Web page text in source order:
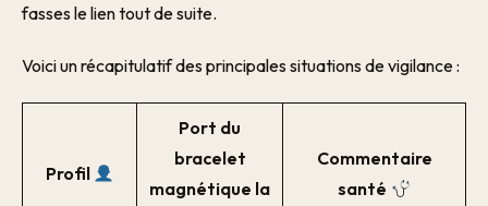
fasses le lien tout de suite.
Voici un récapitulatif des principales situations de vigilance :
Profil
Port du
bracelet
magnétique la
Commentaire
santé